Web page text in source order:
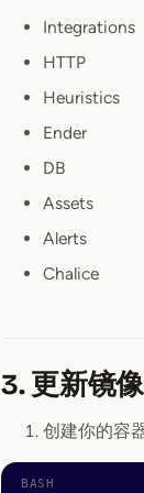
Integrations
HTTP
Heuristics
Ender
DB
Assets
Alerts
Chalice
3. 更新镜像
创建你的容